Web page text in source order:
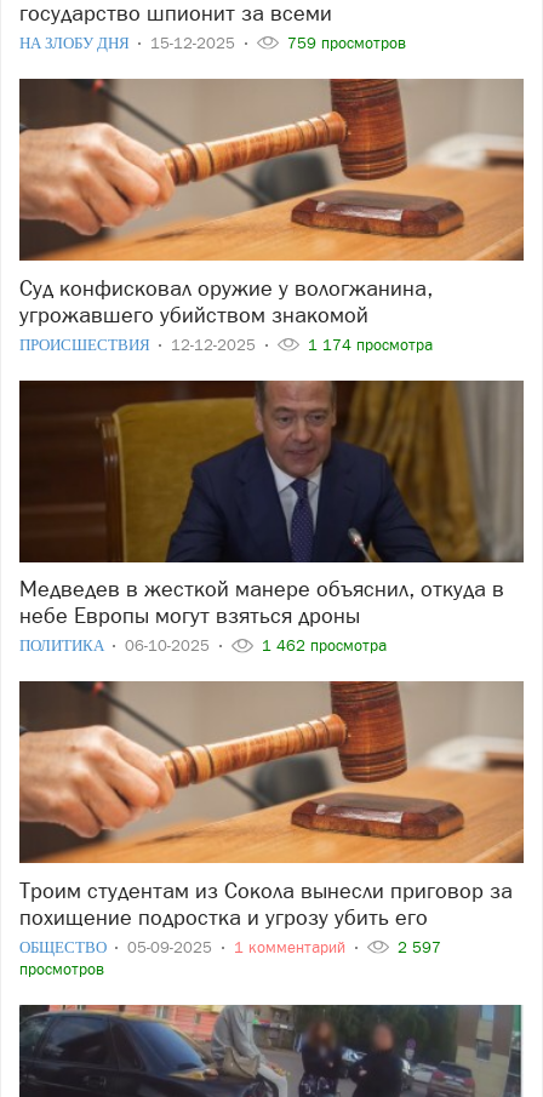
государство шпионит за всеми
НА ЗЛОБУ ДНЯ 15-12-2025 759 просмотров
Суд конфисковал оружие у вологжанина,
угрожавшего убийством знакомой
ПРОИСШЕСТВИЯ 12-12-2025 1 174 просмотра
Медведев в жесткой манере объяснил, откуда в
небе Европы могут взяться дроны
ПОЛИТИКА 06-10-2025 1 462 просмотра
Троим студентам из Сокола вынесли приговор за
похищение подростка и угрозу убить его
ОБЩЕСТВО 05-09-2025 1 комментарий
2 597
просмотров